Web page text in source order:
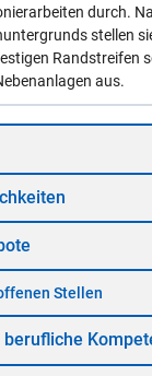
durch.
stellen
Randstreifen
aus.
Stel­len